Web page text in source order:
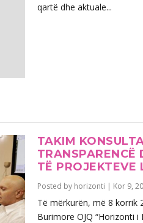
qartë dhe aktuale...
TAKIM
TRANSPARENCË
TË PROJEKTEVE
Posted by horizonti | Kor 9,
Të mërkurën, më 8 korrik
Burimore OJQ “Horizonti i